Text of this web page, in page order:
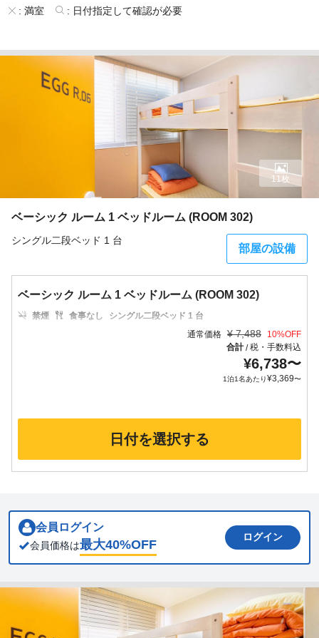
: 満室 : 日付指定して確認が必要
ベーシック ルーム 1 ベッドルーム (ROOM 302)
シングル二段ベッド 1 台
部屋の設備
11枚
ベーシック ルーム 1 ベッドルーム (ROOM 302)
禁煙 食事なし
シングル二段ベッド 1 台
通常価格 ¥ 7,488 10%OFF
合計/税・手数料込
¥6,738〜
1泊1名あたり¥3,369〜
日付を選択する
会員ログイン
会員価格は最大40%OFF
ログイン